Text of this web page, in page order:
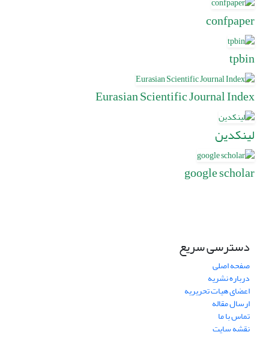
confpaper
tpbin
Eurasian Scientific Journal Index
لینکدین
google scholar
دسترسی سریع
صفحه اصلی
درباره نشریه
اعضای هیات تحریریه
ارسال مقاله
تماس با ما
نقشه سایت